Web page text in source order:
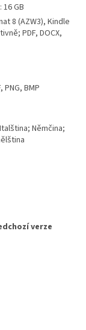
GB
8 (AZW3), Kindle
PDF, DOCX,
BMP
Němčina;
verze